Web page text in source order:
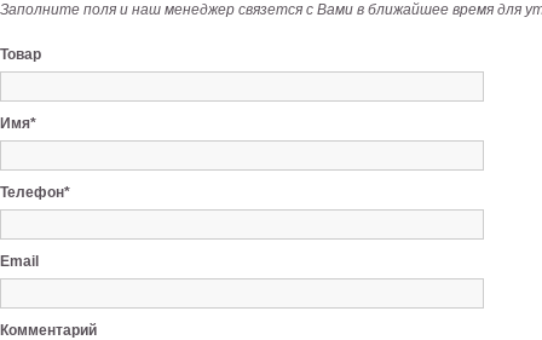
Заполните поля и наш менеджер связется с Вами в ближайшее время для
Товар
Имя*
Телефон*
Email
Комментарий